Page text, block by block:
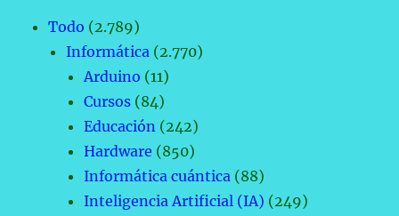
Todo (2.789)
Informática (2.770)
Arduino (11)
Cursos (84)
Educación (242)
Hardware (850)
Informática cuántica (88)
Inteligencia Artificial (IA) (249)